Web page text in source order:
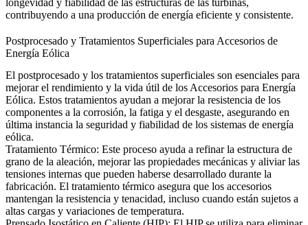
longevidad y fiabilidad de las estructuras de las turbinas,
contribuyendo a una producción de energía eficiente y consistente.
Postprocesado y Tratamientos Superficiales para Accesorios de
Energía Eólica
El postprocesado y los tratamientos superficiales son esenciales para
mejorar el rendimiento y la vida útil de los Accesorios para Energía
Eólica. Estos tratamientos ayudan a mejorar la resistencia de los
componentes a la corrosión, la fatiga y el desgaste, asegurando en
última instancia la seguridad y fiabilidad de los sistemas de energía
eólica.
Tratamiento Térmico: Este proceso ayuda a refinar la estructura de
grano de la aleación, mejorar las propiedades mecánicas y aliviar las
tensiones internas que pueden haberse desarrollado durante la
fabricación. El tratamiento térmico asegura que los accesorios
mantengan la resistencia y tenacidad, incluso cuando están sujetos a
altas cargas y variaciones de temperatura.